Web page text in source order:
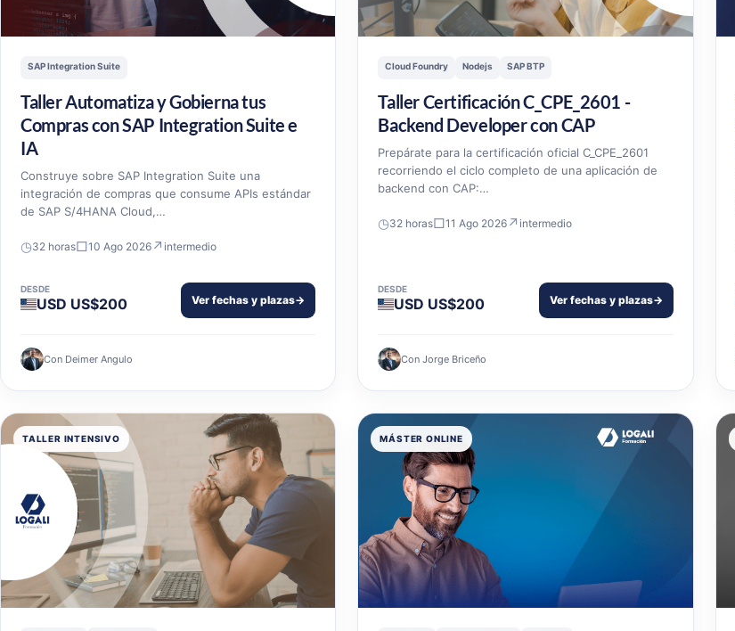
SAP Integration Suite
Taller Automatiza y Gobierna tus
Compras con SAP Integration Suite e
IA
Construye sobre SAP Integration Suite una
integración de compras que consume APIs estándar
de SAP S/4HANA Cloud,…
◷32 horas□10 Ago 2026 ↗ intermedio
DESDE
USD US$200 Ver fechas y plazas→
Con Deimer Angulo
Cloud Foundry Nodejs SAP BTP
Taller Certificación C_CPE_2601 -
Backend Developer con CAP
Prepárate para la certificación oficial C_CPE_2601
recorriendo el ciclo completo de una aplicación de
backend con CAP:…
◷32 horas□11 Ago 2026 ↗intermedio
DESDE
USD US$200 Ver fechas y plazas→
Con Jorge Briceño
TALLER INTENSIVO MÁSTER ONLINE